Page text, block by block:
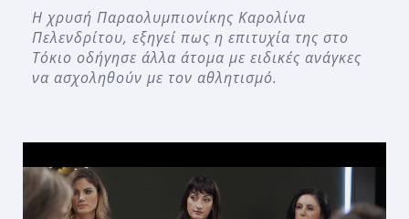
Η χρυσή Παραολυμπιονίκης Καρολίνα
Πελενδρίτου, εξηγεί πως η επιτυχία της στο
Τόκιο οδήγησε άλλα άτομα με ειδικές ανάγκες
να ασχοληθούν με τον αθλητισμό.